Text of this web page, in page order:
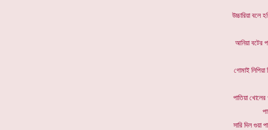
আনিয়া
গোমাই
পাতিয়া
সারি দিল